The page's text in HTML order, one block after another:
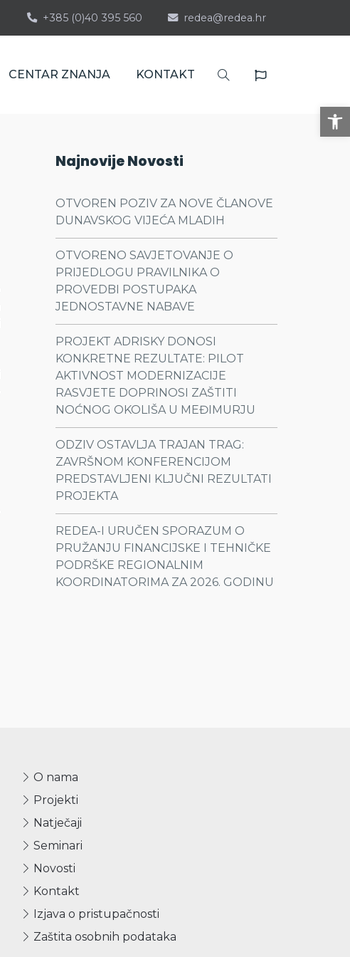
+385 (0)40 395 560 redea@redea.hr
CENTAR ZNANJA KONTAKT
Najnovije Novosti
OTVOREN POZIV ZA NOVE ČLANOVE
DUNAVSKOG VIJEĆA MLADIH
OTVORENO SAVJETOVANJE O
PRIJEDLOGU PRAVILNIKA O
PROVEDBI POSTUPAKA
JEDNOSTAVNE NABAVE
PROJEKT ADRISKY DONOSI
KONKRETNE REZULTATE: PILOT
AKTIVNOST MODERNIZACIJE
RASVJETE DOPRINOSI ZAŠTITI
NOĆNOG OKOLIŠA U MEĐIMURJU
ODZIV OSTAVLJA TRAJAN TRAG:
ZAVRŠNOM KONFERENCIJOM
PREDSTAVLJENI KLJUČNI REZULTATI
PROJEKTA
REDEA-I URUČEN SPORAZUM O
PRUŽANJU FINANCIJSKE I TEHNIČKE
PODRŠKE REGIONALNIM
KOORDINATORIMA ZA 2026. GODINU
O nama
Projekti
Natječaji
Seminari
Novosti
Kontakt
Izjava o pristupačnosti
Zaštita osobnih podataka